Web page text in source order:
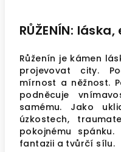
RŮŽENÍN:
Růženín je kámen
projevovat city.
mírnost a něžnost.
podněcuje
samému. Jako
úzkostech,
pokojnému
fantazii a tvůrčí sílu.